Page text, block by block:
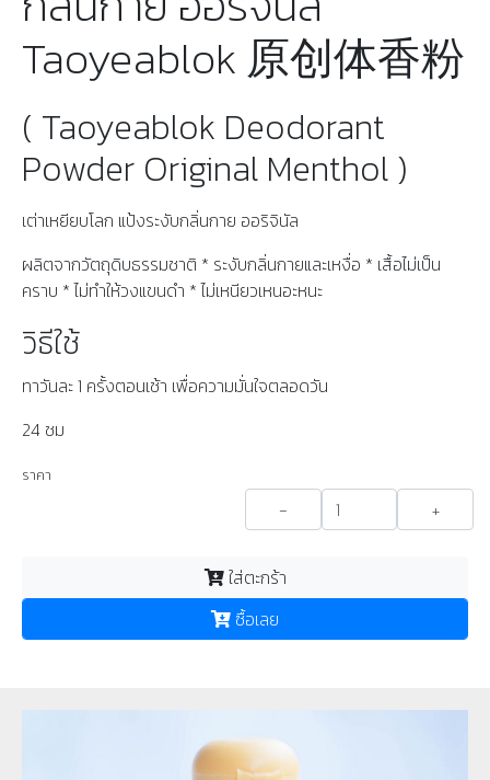
Taoyeablok 原创体香粉
( Taoyeablok Deodorant
Powder Original Menthol )
เต่าเหยียบโลก แป้งระงับกลิ่นกาย ออริจินัล
ผลิตจากวัตถุดิบธรรมชาติ * ระงับกลิ่นกายและเหงื่อ * เสื้อไม่เป็น
คราบ * ไม่ทำให้วงแขนดำ * ไม่เหนียวเหนอะหนะ
วิธีใช้
ทาวันละ 1 ครั้งตอนเช้า เพื่อความมั่นใจตลอดวัน
24 ชม
ราคา
- +
ใส่ตะกร้า
ซื้อเลย